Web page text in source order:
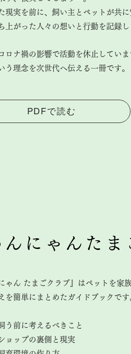
現実を前に、飼い主とペットが共
上がった人々の想いと行動を記録し
ロナ禍の影響で活動を休止してい
う理念を次世代へ伝える一冊です。
PDFで読む
んにゃんたま
ゃん たまごクラブ』はペットを家
を簡単にまとめたガイドブックです
う前に考えるべきこと
ョップの裏側と現実